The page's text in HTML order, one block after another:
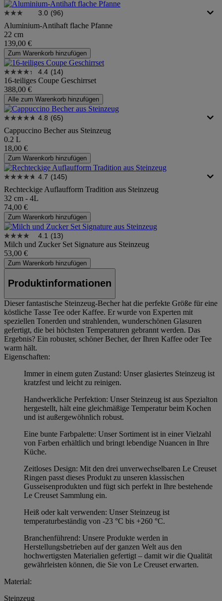
3.0 (96)
Aluminium-Antihaft flache Pfanne
22 cm
139,00 €
Zum Warenkorb hinzufügen
4.4 (14)
16-teiliges Coupe Geschirrset
388,00 €
Alle zum Warenkorb hinzufügen
4.8 (65)
Cappuccino Becher aus Steinzeug
0.2 L
18,00 €
Zum Warenkorb hinzufügen
4.7 (145)
Rechteckige Auflaufform Tradition aus Steinzeug
32 cm - 4L
74,00 €
Zum Warenkorb hinzufügen
4.1 (13)
Milch und Zucker Set Signature aus Steinzeug
53,00 €
Zum Warenkorb hinzufügen
Produktinformationen
Dieser fantastische Steinzeug-Becher hat die perfekte Größe für eine
köstliche Tasse Tee oder Kaffee. Er wurde von Experten mit
speziellen Tonerden und strahlenden, wunderschönen Glasuren
gefertigt, die bei höchsten Temperaturen gebrannt werden. Das
Ergebnis? Ein robuster, schöner Becher, der Ihren Kaffee oder Tee
warm hält.
Eigenschaften:
Immer in einem guten Zustand: Unser glasiertes Steinzeug ist
kratzfest und leicht zu reinigen.
Handwerkliche Perfektion: Unser Steinzeug ist aus Spezialton
hergestellt, hält eine gleichmäßige Temperatur beim Kochen
und ist außergewöhnlich robust.
Eine bunte Farbpalette: Unser Sortiment ist in einer Vielzahl
von Farben erhältlich und bringt lebendige Nuancen in Ihre
Küche.
Zeitloses Design: Mit den drei unverwechselbaren Le Creuset
Ringen passt dieses Produkt zu unseren klassischen
Gusseisenprodukten und fügt sich perfekt in Ihre bestehende
Le Creuset Sammlung ein.
Heiß oder kalt verwenden: Unser Steinzeug ist
temperaturbeständig von -23 °C bis +260 °C.
Branchenführend: Unsere Produkte werden in
Herstellungsbetrieben auf der ganzen Welt aus den
hochwertigsten Materialien gefertigt – damit wir die Qualität
gewährleisten können, die Sie von Le Creuset erwarten.
Material:
Steinzeug